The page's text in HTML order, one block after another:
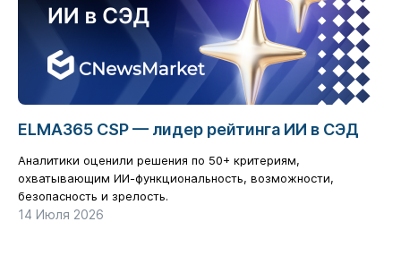
ELMA365 CSP — лидер рейтинга ИИ в СЭД
Аналитики оценили решения по 50+ критериям,
охватывающим ИИ-функциональность, возможности,
безопасность и зрелость.
14 Июля 2026